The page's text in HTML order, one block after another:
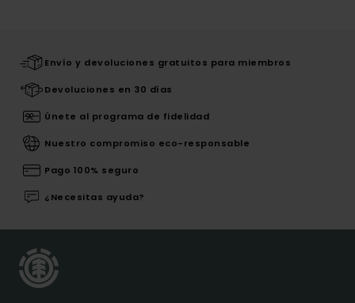
Envío y devoluciones gratuitos para miembros
Devoluciones en 30 días
Únete al programa de fidelidad
Nuestro compromiso eco-responsable
Pago 100% seguro
¿Necesitas ayuda?